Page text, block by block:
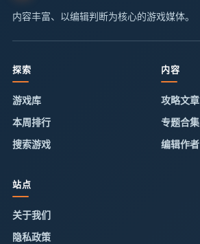
内容丰富、以编辑判断为核心的游戏媒体。
探索
游戏库
本周排行
搜索游戏
内容
攻略文章
专题合集
编辑作者
站点
关于我们
隐私政策